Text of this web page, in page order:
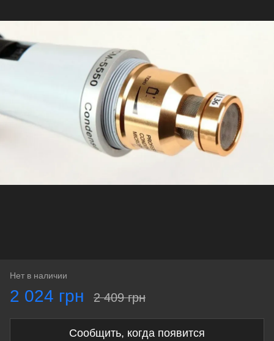
Нет в наличии
2 024 грн 2 409 грн
Сообщить, когда появится